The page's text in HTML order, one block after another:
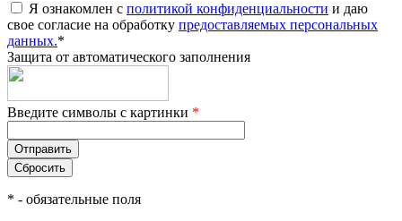
Я ознакомлен с политикой конфиденциальности и даю
свое согласие на обработку предоставляемых персональных
данных.*
Защита от автоматического заполнения
Введите символы с картинки *
* - обязательные поля